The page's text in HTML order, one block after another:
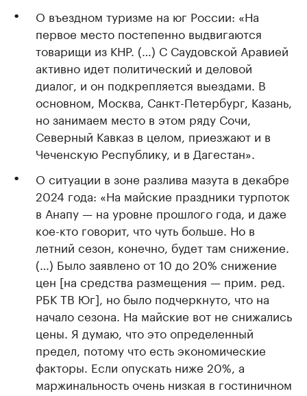
О въездном туризме на юг России: «На
первое место постепенно выдвигаются
товарищи из КНР. (…) С Саудовской Аравией
активно идет политический и деловой
диалог, и он подкрепляется выездами. В
основном, Москва, Санкт-Петербург, Казань,
но занимаем место в этом ряду Сочи,
Северный Кавказ в целом, приезжают и в
Чеченскую Республику, и в Дагестан».
О ситуации в зоне разлива мазута в декабре
2024 года: «На майские праздники турпоток
в Анапу — на уровне прошлого года, и даже
кое-кто говорит, что чуть больше. Но в
летний сезон, конечно, будет там снижение.
(…) Было заявлено от 10 до 20% снижение
цен [на средства размещения — прим. ред.
РБК ТВ Юг], но было подчеркнуто, что на
начало сезона. На майские вот не снижались
цены. Я думаю, что это определенный
предел, потому что есть экономические
факторы. Если опускать ниже 20%, а
маржинальность очень низкая в гостиничном